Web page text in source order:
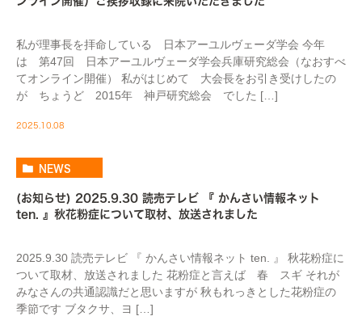
私が理事長を拝命している 日本アーユルヴェーダ学会 今年
は 第47回 日本アーユルヴェーダ学会兵庫研究総会（なおすべ
てオンライン開催） 私がはじめて 大会長をお引き受けしたの
が ちょうど 2015年 神戸研究総会 でした […]
2025.10.08
NEWS
(お知らせ) 2025.9.30 読売テレビ 『 かんさい情報ネット
ten. 』秋花粉症について取材、放送されました
2025.9.30 読売テレビ 『 かんさい情報ネット ten. 』 秋花粉症に
ついて取材、放送されました 花粉症と言えば 春 スギ それが
みなさんの共通認識だと思いますが 秋もれっきとした花粉症の
季節です ブタクサ、ヨ […]